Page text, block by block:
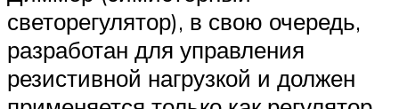
светорегулятор), в свою очередь,
разработан для управления
резистивной нагрузкой и должен